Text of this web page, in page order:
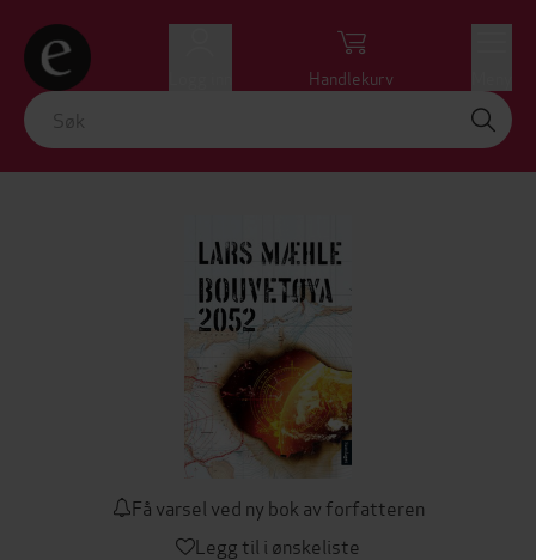
Handlekurv
Få varsel ved ny bok av forfatteren
Legg til i ønskeliste